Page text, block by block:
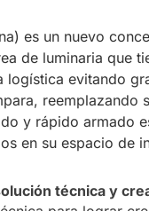
es un nuevo
de luminaria que
logística evitando
y rápido armado
en su espacio de
técnica y